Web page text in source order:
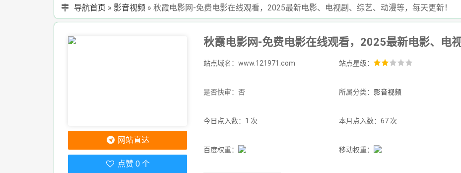
导航首页 » 影音视频 »秋霞电影网-免费电影在线观看，2025最新电影、电视剧、综艺、动漫等，每天更新！
站点域名：www.121971.com 站点星级：
是否快审：否 所属分类： 影音视频
今日点入数：1 次 本月点入数：67 次
百度权重： 移动权重：
网站直达
点赞 0 个